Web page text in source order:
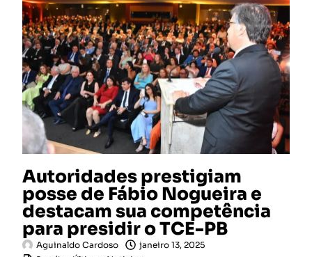
Autoridades prestigiam
posse de Fábio Nogueira e
destacam sua competência
para presidir o TCE-PB
Aguinaldo Cardoso
janeiro 13, 2025